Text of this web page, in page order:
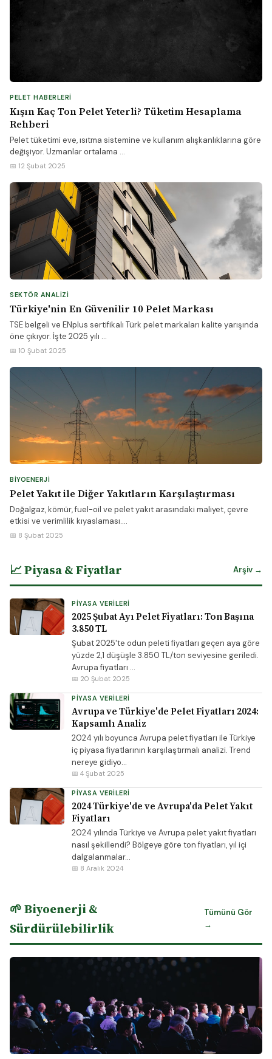
PELET HABERLERI
Kışın Kaç Ton Pelet Yeterli? Tüketim Hesaplama
Rehberi
Pelet tüketimi eve, ısıtma sistemine ve kullanım alışkanlıklarına göre
değişiyor. Uzmanlar ortalama ...
📅 12 Şubat 2025
SEKTÖR ANALIZI
Türkiye'nin En Güvenilir 10 Pelet Markası
TSE belgeli ve ENplus sertifikalı Türk pelet markaları kalite yarışında
öne çıkıyor. İşte 2025 yılı ...
📅 10 Şubat 2025
BIYOENERJI
Pelet Yakıt ile Diğer Yakıtların Karşılaştırması
Doğalgaz, kömür, fuel-oil ve pelet yakıt arasındaki maliyet, çevre
etkisi ve verimlilik kıyaslaması....
📅 8 Şubat 2025
📈 Piyasa & Fiyatlar Arşiv →
PIYASA VERILERI
2025 Şubat Ayı Pelet Fiyatları: Ton Başına
3.850 TL
Şubat 2025'te odun peleti fiyatları geçen aya göre
yüzde 2,1 düşüşle 3.850 TL/ton seviyesine geriledi.
Avrupa fiyatları ...
📅 20 Şubat 2025
PIYASA VERILERI
Avrupa ve Türkiye'de Pelet Fiyatları 2024:
Kapsamlı Analiz
2024 yılı boyunca Avrupa pelet fiyatları ile Türkiye
iç piyasa fiyatlarının karşılaştırmalı analizi. Trend
nereye gidiyo...
📅 4 Şubat 2025
PIYASA VERILERI
2024 Türkiye'de ve Avrupa'da Pelet Yakıt
Fiyatları
2024 yılında Türkiye ve Avrupa pelet yakıt fiyatları
nasıl şekillendi? Bölgeye göre ton fiyatları, yıl içi
dalgalanmalar...
📅 8 Aralık 2024
🌱 Biyoenerji &
Sürdürülebilirlik
Tümünü Gör
→